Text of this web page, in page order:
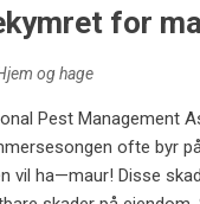
for
og hage
Pest Management
ofte byr
vil ha—maur! Disse